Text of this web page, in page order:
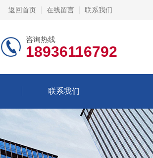
返回首页 在线留言 联系我们
咨询热线
18936116792
联系我们